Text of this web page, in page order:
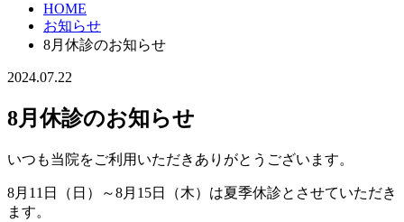
HOME
お知らせ
8月休診のお知らせ
2024.07.22
8月休診のお知らせ
いつも当院をご利用いただきありがとうございます。
8月11日（日）～8月15日（木）は夏季休診とさせていただき
ます。